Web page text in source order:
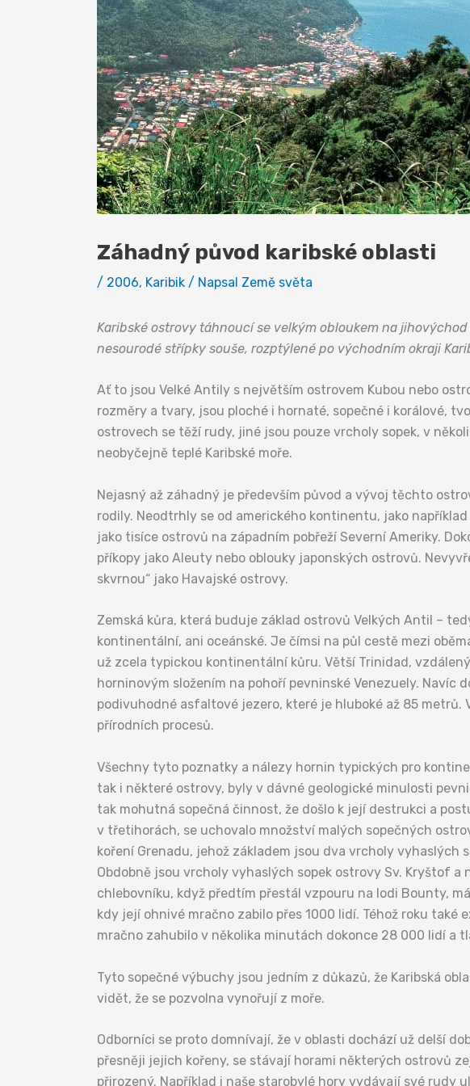
Záhadný původ karibské oblasti
/ 2006, Karibik / Napsal Země světa
Karibské ostrovy táhnoucí se velkým obloukem na
nesourodé střípky souše, rozptýlené po východním okraji
Ať to jsou Velké Antily s největším ostrovem Kubou nebo
rozměry a tvary, jsou ploché i hornaté, sopečné i korálové,
ostrovech se těží rudy, jiné jsou pouze vrcholy sopek, v
neobyčejně teplé Karibské moře.
Nejasný až záhadný je především původ a vývoj těchto
rodily. Neodtrhly se od amerického kontinentu, jako
jako tisíce ostrovů na západním pobřeží Severní Ameriky.
příkopy jako Aleuty nebo oblouky japonských ostrovů.
skvrnou“ jako Havajské ostrovy.
Zemská kůra, která buduje základ ostrovů Velkých Antil –
kontinentální, ani oceánské. Je čímsi na půl cestě mezi
už zcela typickou kontinentální kůru. Větší Trinidad,
horninovým složením na pohoří pevninské Venezuely. Navíc
podivuhodné asfaltové jezero, které je hluboké až 85 metrů.
přírodních procesů.
Všechny tyto poznatky a nálezy hornin typických pro
tak i některé ostrovy, byly v dávné geologické minulosti
tak mohutná sopečná činnost, že došlo k její destrukci a
v třetihorách, se uchovalo množství malých sopečných
koření Grenadu, jehož základem jsou dva vrcholy vyhaslých
Obdobně jsou vrcholy vyhaslých sopek ostrovy Sv. Kryštof a
chlebovníku, když předtím přestál vzpouru na lodi Bounty,
kdy její ohnivé mračno zabilo přes 1000 lidí. Téhož roku také
mračno zahubilo v několika minutách dokonce 28 000 lidí a
Tyto sopečné výbuchy jsou jedním z důkazů, že Karibská
vidět, že se pozvolna vynořují z moře.
Odborníci se proto domnívají, že v oblasti dochází už delší
přesněji jejich kořeny, se stávají horami některých ostrovů
přirozený. Například i naše starobylé hory vydávají své rudy